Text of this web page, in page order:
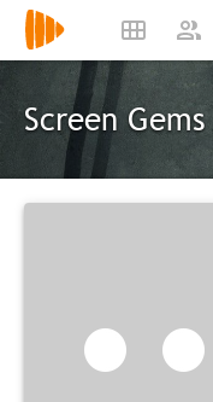
Screen Gems